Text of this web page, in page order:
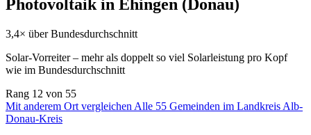
Photovoltaik in Ehingen (Donau)
3,4× über Bundesdurchschnitt
Solar-Vorreiter – mehr als doppelt so viel Solarleistung pro Kopf
wie im Bundesdurchschnitt
Rang 12 von 55
Mit anderem Ort vergleichen Alle 55 Gemeinden im Landkreis Alb-
Donau-Kreis